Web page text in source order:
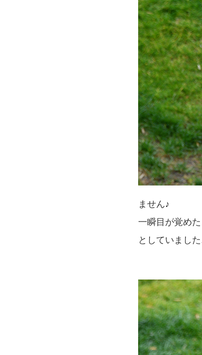
ません♪
一瞬目が覚め
としていました